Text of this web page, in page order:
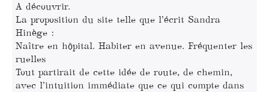
A découvrir.
La proposition du site telle que l’écrit Sandra
Hinège :
Naître en hôpital. Habiter en avenue. Fréquenter les
ruelles
Tout partirait de cette idée de route, de chemin,
avec l’intuition immédiate que ce qui compte dans